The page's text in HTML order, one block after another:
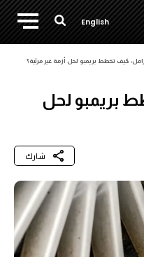
English
كيف تخطط بريمبو لحل أزمة غير مرئية؟
بريمبو لحل
شارك